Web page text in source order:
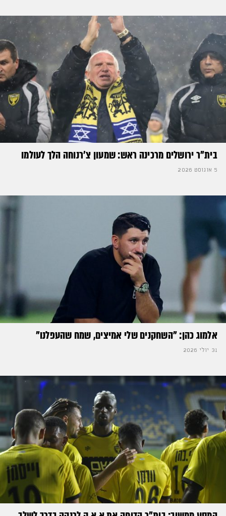
בית"ר ירושלים מרכינה ראש: שמעון צ'רנוחה הלך לעולמו
5 אוגוסט 2026
אלמוג כהן: "השחקנים שלי אמיצים, שמח שהעפלנו"
31 יולי 2026